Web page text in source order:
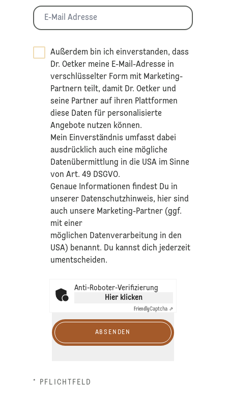
Außerdem bin ich einverstanden, dass
Dr. Oetker meine E-Mail-Adresse in
verschlüsselter Form mit Marketing-
Partnern teilt, damit Dr. Oetker und
seine Partner auf ihren Plattformen
diese Daten für personalisierte
Angebote nutzen können.
Mein Einverständnis umfasst dabei
ausdrücklich auch eine mögliche
Datenübermittlung in die USA im Sinne
von Art. 49 DSGVO.​
​Genaue Informationen findest Du in
unserer Datenschutzhinweis, hier sind
auch unsere Marketing-Partner (ggf.
mit einer
möglichen Datenverarbeitung in den
USA) benannt. Du kannst dich jederzeit
umentscheiden.
Anti-Roboter-Verifizierung
Hier klicken
FriendlyCaptcha ⇗
ABSENDEN
* PFLICHTFELD